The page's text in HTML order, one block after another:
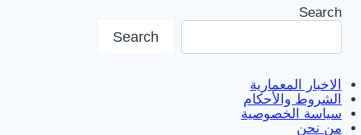
Search
Search
الاخبار المعمارية
الشروط والأحكام
سياسة الخصوصية
من نحن